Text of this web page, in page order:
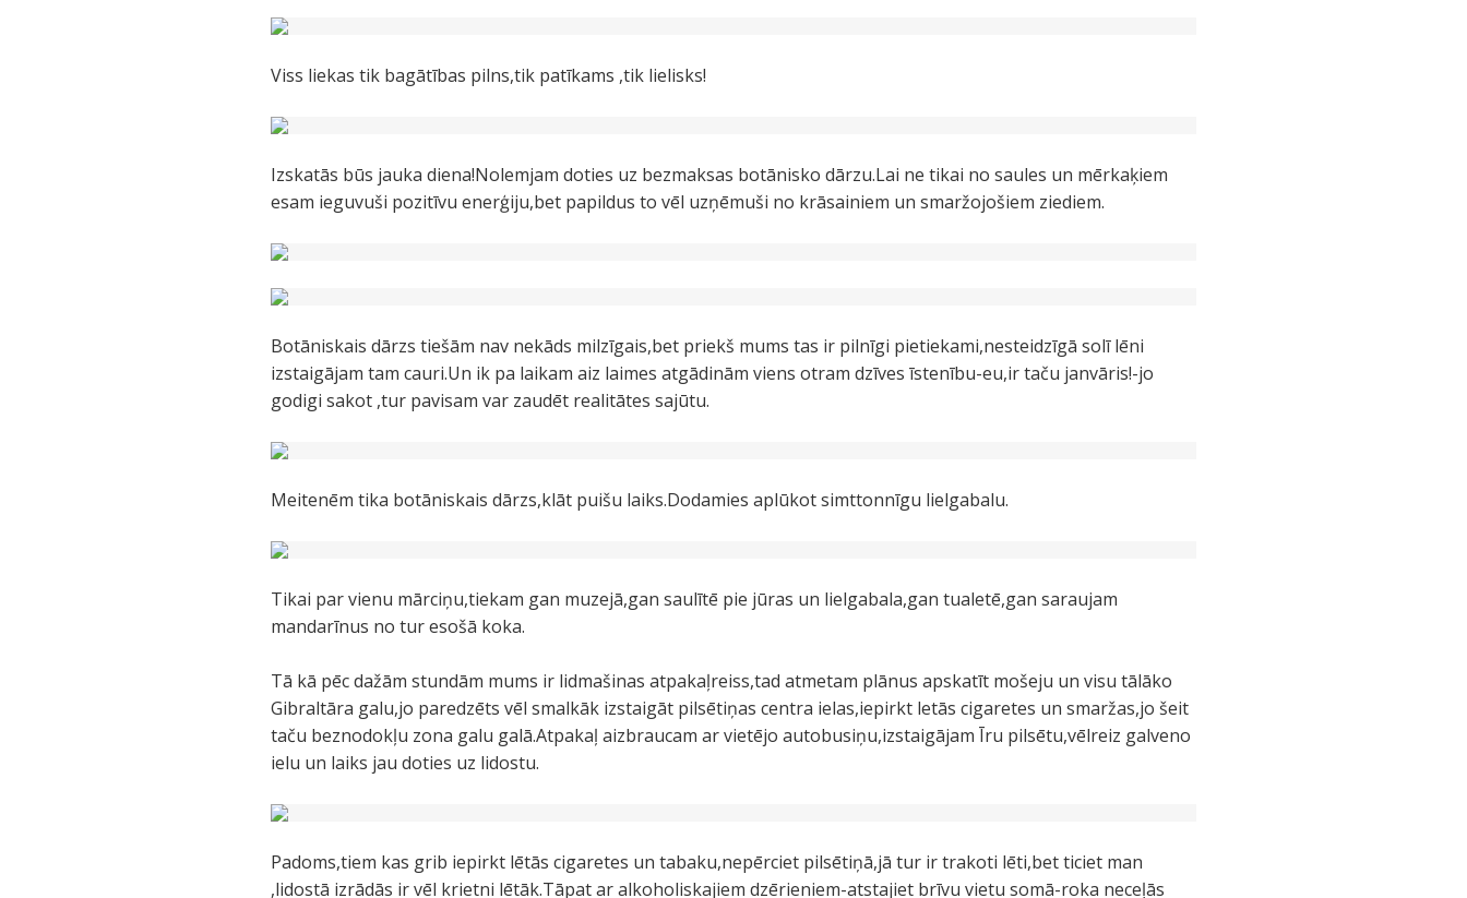
Viss liekas tik bagātības pilns,tik patīkams ,tik lielisks!
Izskatās būs jauka diena!Nolemjam doties uz bezmaksas botānisko dārzu.Lai ne tikai no saules un mērkaķiem
esam ieguvuši pozitīvu enerģiju,bet papildus to vēl uzņēmuši no krāsainiem un smaržojošiem ziediem.
Botāniskais dārzs tiešām nav nekāds milzīgais,bet priekš mums tas ir pilnīgi pietiekami,nesteidzīgā solī lēni
izstaigājam tam cauri.Un ik pa laikam aiz laimes atgādinām viens otram dzīves īstenību-eu,ir taču janvāris!-jo
godigi sakot ,tur pavisam var zaudēt realitātes sajūtu.
Meitenēm tika botāniskais dārzs,klāt puišu laiks.Dodamies aplūkot simttonnīgu lielgabalu.
Tikai par vienu mārciņu,tiekam gan muzejā,gan saulītē pie jūras un lielgabala,gan tualetē,gan saraujam
mandarīnus no tur esošā koka.
Tā kā pēc dažām stundām mums ir lidmašinas atpakaļreiss,tad atmetam plānus apskatīt mošeju un visu tālāko
Gibraltāra galu,jo paredzēts vēl smalkāk izstaigāt pilsētiņas centra ielas,iepirkt letās cigaretes un smaržas,jo šeit
taču beznodokļu zona galu galā.Atpakaļ aizbraucam ar vietējo autobusiņu,izstaigājam Īru pilsētu,vēlreiz galveno
ielu un laiks jau doties uz lidostu.
Padoms,tiem kas grib iepirkt lētās cigaretes un tabaku,nepērciet pilsētiņā,jā tur ir trakoti lēti,bet ticiet man
,lidostā izrādās ir vēl krietni lētāk.Tāpat ar alkoholiskajiem dzērieniem-atstajiet brīvu vietu somā-roka neceļās